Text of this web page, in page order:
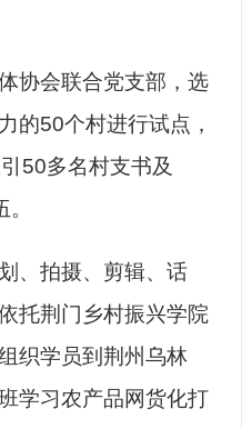
协会联合党支部，选
的50个村进行试点，
50多名村支书及
、拍摄、剪辑、话
托荆门乡村振兴学院
织学员到荆州乌林
学习农产品网货化打